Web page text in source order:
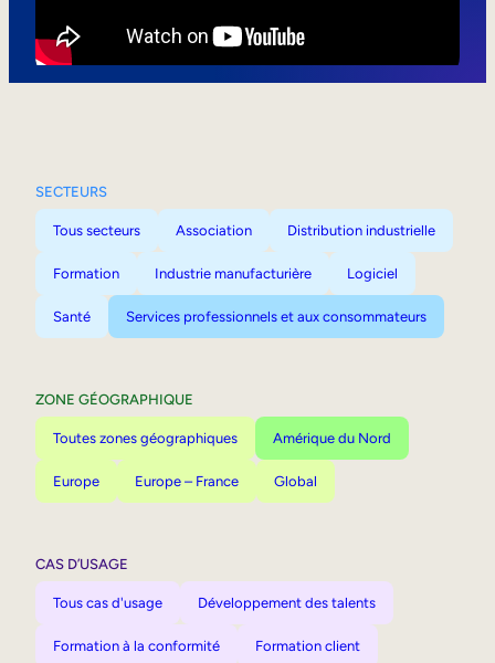
SECTEURS
Tous secteurs Association Distribution industrielle
Formation Industrie manufacturière Logiciel
Santé Services professionnels et aux consommateurs
ZONE GÉOGRAPHIQUE
Toutes zones géographiques Amérique du Nord
Europe Europe – France Global
CAS D’USAGE
Tous cas d'usage Développement des talents
Formation à la conformité Formation client